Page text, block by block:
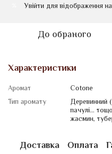
Увійти для відображення
До обраного
Характеристики
Аромат
Cotone
Тип аромату
Деревинний
пачулі...
жасмин,
Доставка Оплата